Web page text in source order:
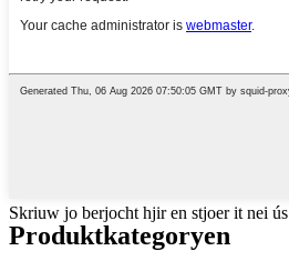
Skriuw jo berjocht hjir en stjoer it nei ús
Produktkategoryen